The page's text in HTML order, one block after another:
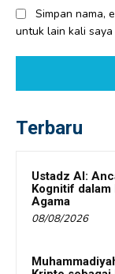
Simpan nama,
untuk lain kali
Terbaru
Ustadz AI:
Kognitif dalam
Agama
08/08/2026